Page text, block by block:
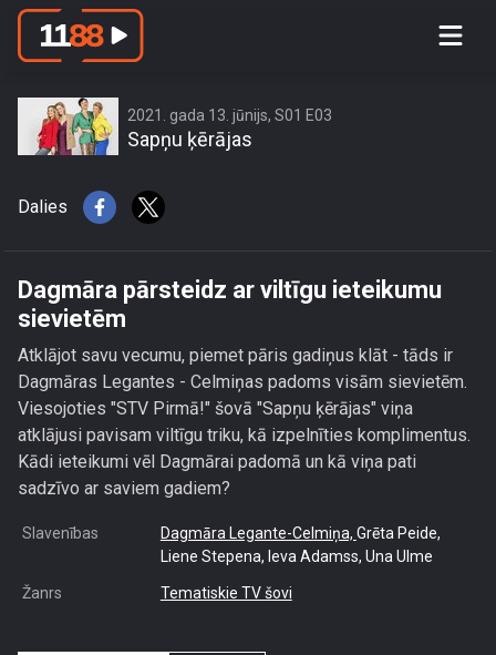
Dagmāra pārsteidz ar viltīgu ieteikumu
2021. gada 13. jūnijs, S01 E03
Sapņu ķērājas
Dalies
Dagmāra pārsteidz ar viltīgu ieteikumu
sievietēm
Atklājot savu vecumu, piemet pāris gadiņus klāt - tāds ir
Dagmāras Legantes - Celmiņas padoms visām sievietēm.
Viesojoties "STV Pirmā!" šovā "Sapņu ķērājas" viņa
atklājusi pavisam viltīgu triku, kā izpelnīties komplimentus.
Kādi ieteikumi vēl Dagmārai padomā un kā viņa pati
sadzīvo ar saviem gadiem?
Slavenības Dagmāra Legante-Celmiņa, Grēta Peide,
Liene Stepena, Ieva Adamss, Una Ulme
Žanrs Tematiskie TV šovi